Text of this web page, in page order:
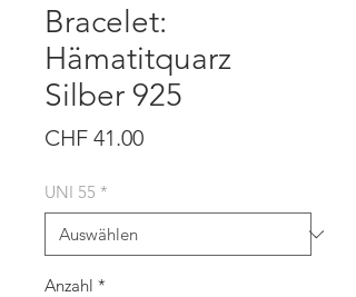
Bracelet:
Hämatitquarz
Silber 925
CHF 41.00Preis
UNI 55 *
Anzahl *